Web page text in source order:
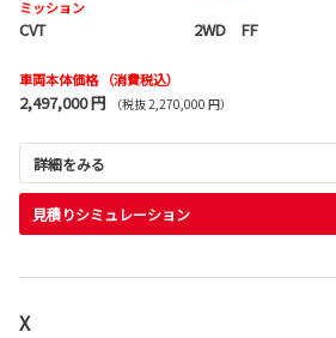
ミッション
CVT 2WD FF
車両本体価格 （消費税込）
2,497,000 円 （税抜 2,270,000 円）
詳細をみる
見積りシミュレーション
X